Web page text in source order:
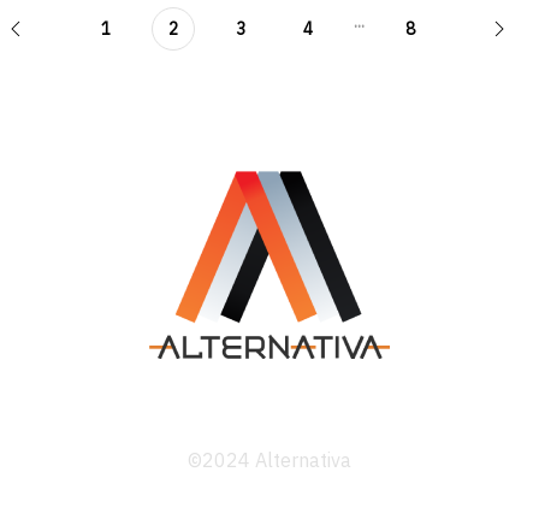
1 2 3 4 ... 8
©2024 Alternativa